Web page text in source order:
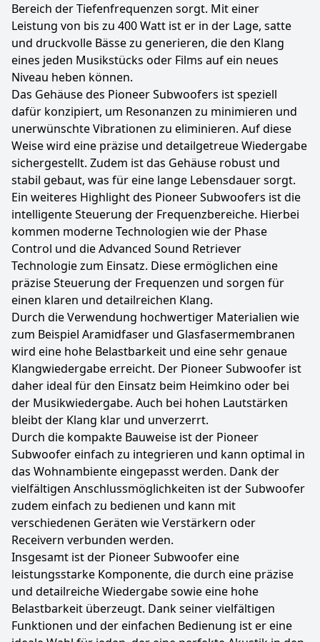
Bereich der Tiefenfrequenzen sorgt. Mit einer
Leistung von bis zu 400 Watt ist er in der Lage, satte
und druckvolle Bässe zu generieren, die den Klang
eines jeden Musikstücks oder Films auf ein neues
Niveau heben können.
Das Gehäuse des Pioneer Subwoofers ist speziell
dafür konzipiert, um Resonanzen zu minimieren und
unerwünschte Vibrationen zu eliminieren. Auf diese
Weise wird eine präzise und detailgetreue Wiedergabe
sichergestellt. Zudem ist das Gehäuse robust und
stabil gebaut, was für eine lange Lebensdauer sorgt.
Ein weiteres Highlight des Pioneer Subwoofers ist die
intelligente Steuerung der Frequenzbereiche. Hierbei
kommen moderne Technologien wie der Phase
Control und die Advanced Sound Retriever
Technologie zum Einsatz. Diese ermöglichen eine
präzise Steuerung der Frequenzen und sorgen für
einen klaren und detailreichen Klang.
Durch die Verwendung hochwertiger Materialien wie
zum Beispiel Aramidfaser und Glasfasermembranen
wird eine hohe Belastbarkeit und eine sehr genaue
Klangwiedergabe erreicht. Der Pioneer Subwoofer ist
daher ideal für den Einsatz beim Heimkino oder bei
der Musikwiedergabe. Auch bei hohen Lautstärken
bleibt der Klang klar und unverzerrt.
Durch die kompakte Bauweise ist der Pioneer
Subwoofer einfach zu integrieren und kann optimal in
das Wohnambiente eingepasst werden. Dank der
vielfältigen Anschlussmöglichkeiten ist der Subwoofer
zudem einfach zu bedienen und kann mit
verschiedenen Geräten wie Verstärkern oder
Receivern verbunden werden.
Insgesamt ist der Pioneer Subwoofer eine
leistungsstarke Komponente, die durch eine präzise
und detailreiche Wiedergabe sowie eine hohe
Belastbarkeit überzeugt. Dank seiner vielfältigen
Funktionen und der einfachen Bedienung ist er eine